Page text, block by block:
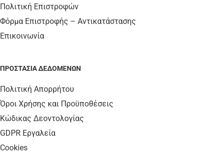
Πολιτική Επιστροφών
Φόρμα Επιστροφής – Αντικατάστασης
Επικοινωνία
ΠΡΟΣΤΑΣΊΑ ΔΕΔΟΜΈΝΩΝ
Πολιτική Απορρήτου
Όροι Χρήσης και Προϋποθέσεις
Κώδικας Δεοντολογίας
GDPR Εργαλεία
Cookies